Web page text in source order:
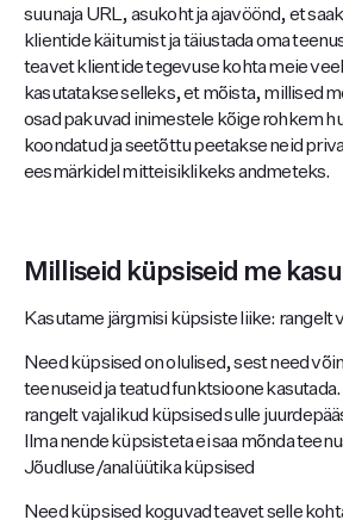
suunaja URL, asukoht ja ajavöönd, et
klientide käitumist ja täiustada oma
teavet klientide tegevuse kohta meie
kasutatakse selleks, et mõista, millised
osad pakuvad inimestele kõige rohkem
koondatud ja seetõttu peetakse neid
eesmärkidel mitteisiklikeks andmeteks.
Milliseid küpsiseid me
Kasutame järgmisi küpsiste liike: rangelt
Need küpsised on olulised, sest need
teenuseid ja teatud funktsioone
rangelt vajalikud küpsised sulle
Ilma nende küpsisteta ei saa mõnda
Jõudluse/analüütika küpsised
Need küpsised koguvad teavet selle